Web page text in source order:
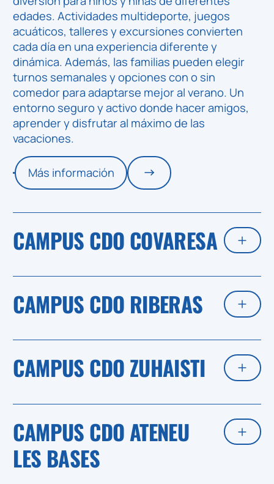
edades. Actividades multideporte, juegos
acuáticos, talleres y excursiones convierten
cada día en una experiencia diferente y
dinámica. Además, las familias pueden elegir
turnos semanales y opciones con o sin
comedor para adaptarse mejor al verano. Un
entorno seguro y activo donde hacer amigos,
aprender y disfrutar al máximo de las
vacaciones.
Más información
CAMPUS CDO COVARESA
CAMPUS CDO RIBERAS
CAMPUS CDO ZUHAISTI
CAMPUS CDO ATENEU
LES BASES